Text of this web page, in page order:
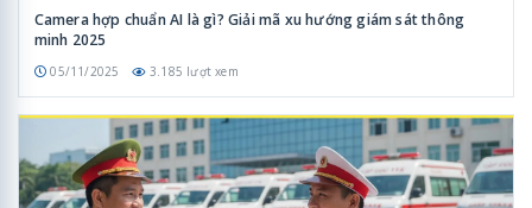
Camera hợp chuẩn AI là gì? Giải mã xu hướng giám sát thông
minh 2025
05/11/2025 3.185 lượt xem